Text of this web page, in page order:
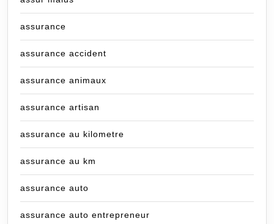
assurance
assurance accident
assurance animaux
assurance artisan
assurance au kilometre
assurance au km
assurance auto
assurance auto entrepreneur